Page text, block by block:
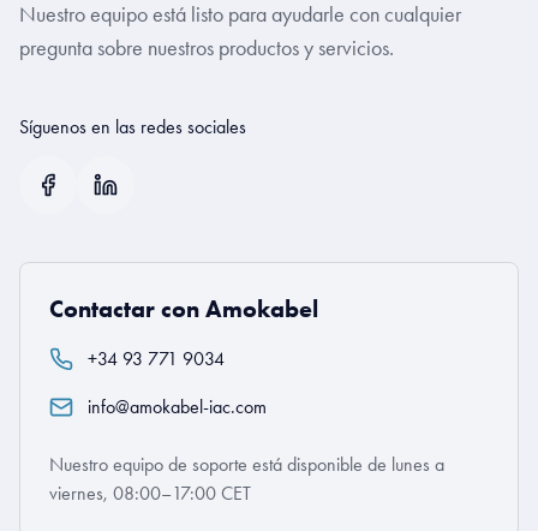
Nuestro equipo está listo para ayudarle con cualquier
pregunta sobre nuestros productos y servicios.
Síguenos en las redes sociales
Contactar con Amokabel
+34 93 771 9034
info@amokabel-iac.com
Nuestro equipo de soporte está disponible de lunes a
viernes, 08:00–17:00 CET